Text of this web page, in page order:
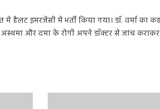
हैलट इमरजेंसी में भर्ती किया गया। डॉ. वर्मा का
और दमा के रोगी अपने डॉक्टर से जांच